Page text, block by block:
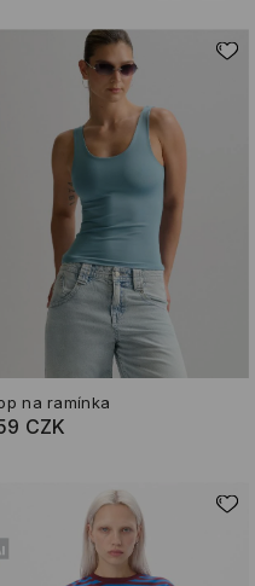
na ramínka
CZK